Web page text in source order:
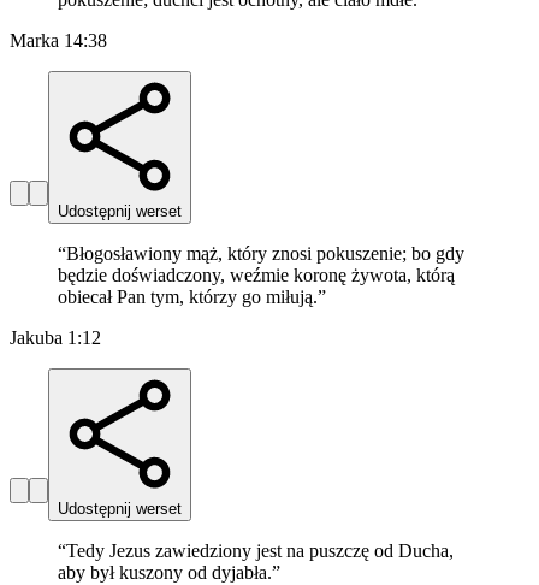
Marka 14:38
Udostępnij werset
“Błogosławiony mąż, który znosi pokuszenie; bo gdy
będzie doświadczony, weźmie koronę żywota, którą
obiecał Pan tym, którzy go miłują.”
Jakuba 1:12
Udostępnij werset
“Tedy Jezus zawiedziony jest na puszczę od Ducha,
aby był kuszony od dyjabła.”